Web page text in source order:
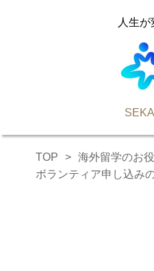
人生
TOP 海外留学のお
ボランティア申し込み